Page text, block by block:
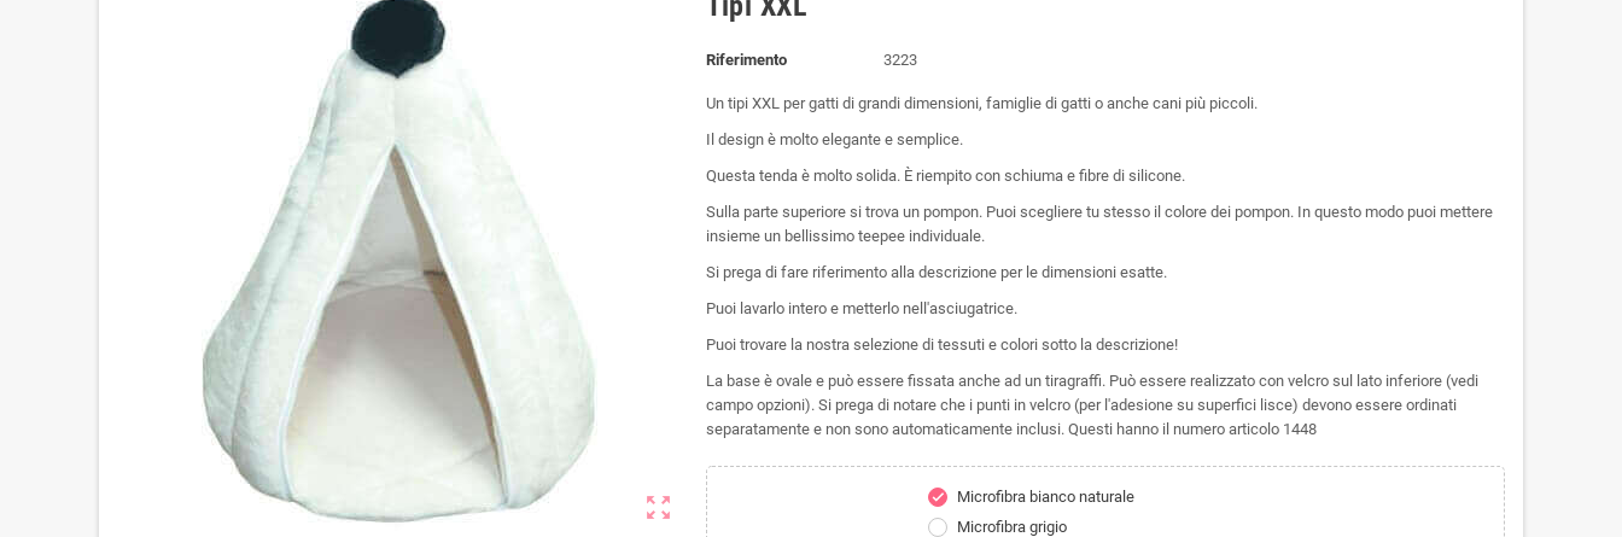
zoom_out_map
Riferimento 3223
Un tipi XXL per gatti di grandi dimensioni, famiglie di gatti o anche cani più piccoli.
Il design è molto elegante e semplice.
Questa tenda è molto solida. È riempito con schiuma e fibre di silicone.
Sulla parte superiore si trova un pompon. Puoi scegliere tu stesso il colore dei pompon. In questo modo puoi mettere
insieme un bellissimo teepee individuale.
Si prega di fare riferimento alla descrizione per le dimensioni esatte.
Puoi lavarlo intero e metterlo nell'asciugatrice.
Puoi trovare la nostra selezione di tessuti e colori sotto la descrizione!
La base è ovale e può essere fissata anche ad un tiragraffi. Può essere realizzato con velcro sul lato inferiore (vedi
campo opzioni). Si prega di notare che i punti in velcro (per l'adesione su superfici lisce) devono essere ordinati
separatamente e non sono automaticamente inclusi. Questi hanno il numero articolo 1448
check
Microfibra bianco naturale
Microfibra grigio